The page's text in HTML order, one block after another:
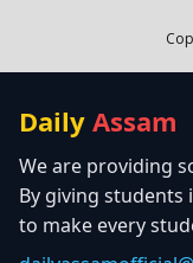
Daily Assam
We are providing
By giving
to make every